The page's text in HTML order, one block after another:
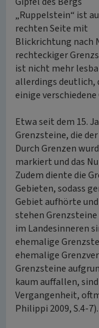
„Ruppelstein“ ist
rechten Seite mit
Blickrichtung nach
rechteckiger
ist nicht mehr
allerdings deutlich,
einige
Etwa seit dem 15.
Grenzsteine, die
Durch Grenzen
markiert und das
Zudem diente die
Gebieten, sodass
Gebiet aufhörte
stehen
im Landesinneren
ehemalige
ehemalige
Grenzsteine
kaum auffallen,
Vergangenheit,
Philippi 2009, S.4-7).